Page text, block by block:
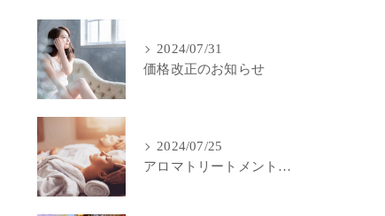
2024/07/31
価格改正のお知らせ
2024/07/25
アロマトリートメントで身体と心のメンテナンス